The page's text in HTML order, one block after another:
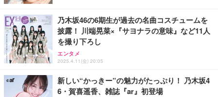
【Amazon.co.jp限定】【2年保証】外付けHDD 3.5
インチ 外付けハードディスク 静音 PC/Win/Mac/テ
レビ録画/デスクトップ/ラップトップ適用 (3)容量:2T
B)
￥12,999
エレコム 65W 充電器 Type-C コンセント 急速 PD対
応 スイング式プラグ採用 PSE技術基準適合 ブラッ
ク EC-AC12465BK
￥2,190
【整備済み品】富士通 ESPRIMO Q558 ミニPC i5第
9世代 16GB SSD256GB Win11 Office2021 WiFi
￥33,980
乃木坂46の6期生が過去の名曲コスチュームを
披露！ 川端晃菜×『サヨナラの意味』など11人
を撮り下ろし
エンタメ
2025.4.11(金) 20:05
新しい“かっきー”の魅力がたっぷり！ 乃木坂4
6・賀喜遥香、雑誌『ar』初登場